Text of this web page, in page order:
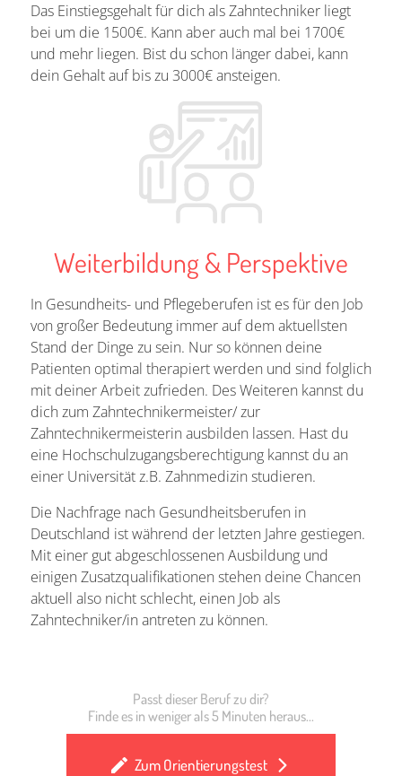
Das Einstiegsgehalt für dich als Zahntechniker liegt
bei um die 1500€. Kann aber auch mal bei 1700€
und mehr liegen. Bist du schon länger dabei, kann
dein Gehalt auf bis zu 3000€ ansteigen.
Weiterbildung & Perspektive
In Gesundheits- und Pflegeberufen ist es für den Job
von großer Bedeutung immer auf dem aktuellsten
Stand der Dinge zu sein. Nur so können deine
Patienten optimal therapiert werden und sind folglich
mit deiner Arbeit zufrieden. Des Weiteren kannst du
dich zum Zahntechnikermeister/ zur
Zahntechnikermeisterin ausbilden lassen. Hast du
eine Hochschulzugangsberechtigung kannst du an
einer Universität z.B. Zahnmedizin studieren.
Die Nachfrage nach Gesundheitsberufen in
Deutschland ist während der letzten Jahre gestiegen.
Mit einer gut abgeschlossenen Ausbildung und
einigen Zusatzqualifikationen stehen deine Chancen
aktuell also nicht schlecht, einen Job als
Zahntechniker/in antreten zu können.
Passt dieser Beruf zu dir?
Finde es in weniger als 5 Minuten heraus...
Zum Orientierungstest